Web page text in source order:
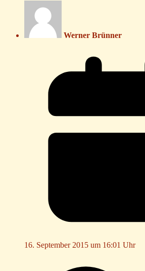
Werner Brünner
16. September 2015 um 16:01 Uhr